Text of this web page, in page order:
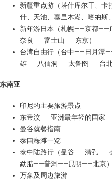
新疆重点游（塔什库尔干、卡
什、天池、塞里木湖、喀纳斯
新年游日本（札幌——京都
奈良——富士山——东京）
台湾自由行（台中——日月潭
雄——八仙洞——太鲁阁——台北
东南亚
印尼的主要旅游景点
东帝汶——亚洲最年轻的国家
曼谷就餐指南
泰国海滩一览
泰中陆路行（曼谷——清孔
勐腊——普洱——昆明——北京）
万象及周边旅游